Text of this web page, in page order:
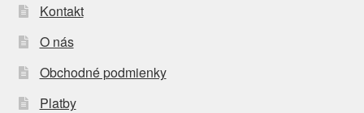
Kontakt
O nás
Obchodné podmienky
Platby